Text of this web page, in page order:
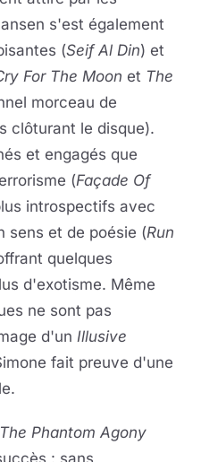
s'est également
(Seif Al Din) et
For The Moon et The
morceau de
clôturant le disque).
et engagés que
(Façade Of
introspectifs avec
sens et de poésie (Run
quelques
d'exotisme. Même
ne sont pas
d'un Illusive
fait preuve d'une
The Phantom Agony
: sans